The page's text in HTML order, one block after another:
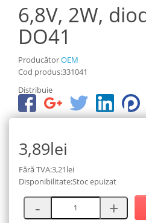
6,8V, 2W,
DO41
ProducătorOEM
Cod produs:331041
Distribuie
3,89lei
Fără TVA:3,21lei
Disponibilitate:Stoc epuizat